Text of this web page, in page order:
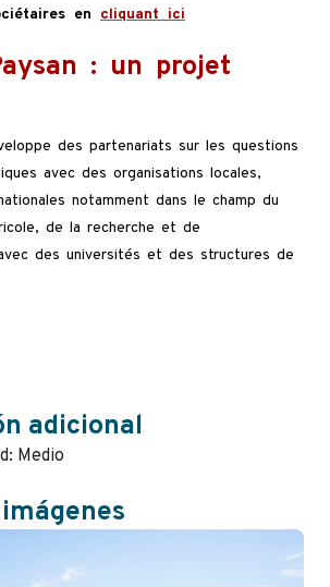
en cliquant ici
: un projet
des partenariats sur les questions
avec des organisations locales,
notamment dans le champ du
de la recherche et de
des universités et des structures de
adicional
Medio